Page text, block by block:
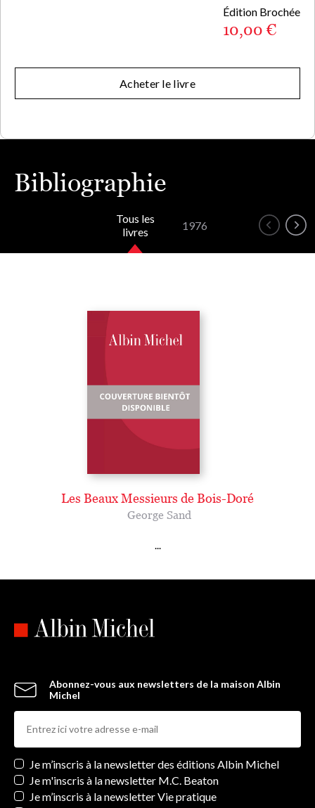
Édition Brochée
10,00 €
Acheter le livre
Bibliographie
Tous les
livres
1976
Les Beaux Messieurs de Bois-Doré
George Sand
...
Abonnez-vous aux newsletters de la maison Albin
Michel
Newsletters
Je m’inscris à la newsletter des éditions Albin Michel
Je m'inscris à la newsletter M.C. Beaton
Je m’inscris à la newsletter Vie pratique